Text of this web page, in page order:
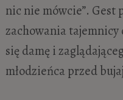
nic nie mówcie”. Gest
zachowania tajemnicy
się damę i
młodzieńca przed